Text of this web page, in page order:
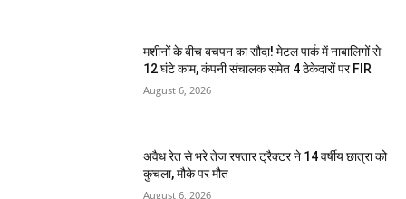
मशीनों के बीच बचपन का सौदा! मेटल पार्क में नाबालिगों से
12 घंटे काम, कंपनी संचालक समेत 4 ठेकेदारों पर FIR
August 6, 2026
अवैध रेत से भरे तेज रफ्तार ट्रैक्टर ने 14 वर्षीय छात्रा को
कुचला, मौके पर मौत
August 6, 2026